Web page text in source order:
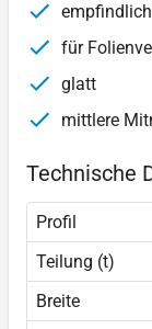
für
glatt
mittlere
Technische
Profil
Teilung (t)
Breite